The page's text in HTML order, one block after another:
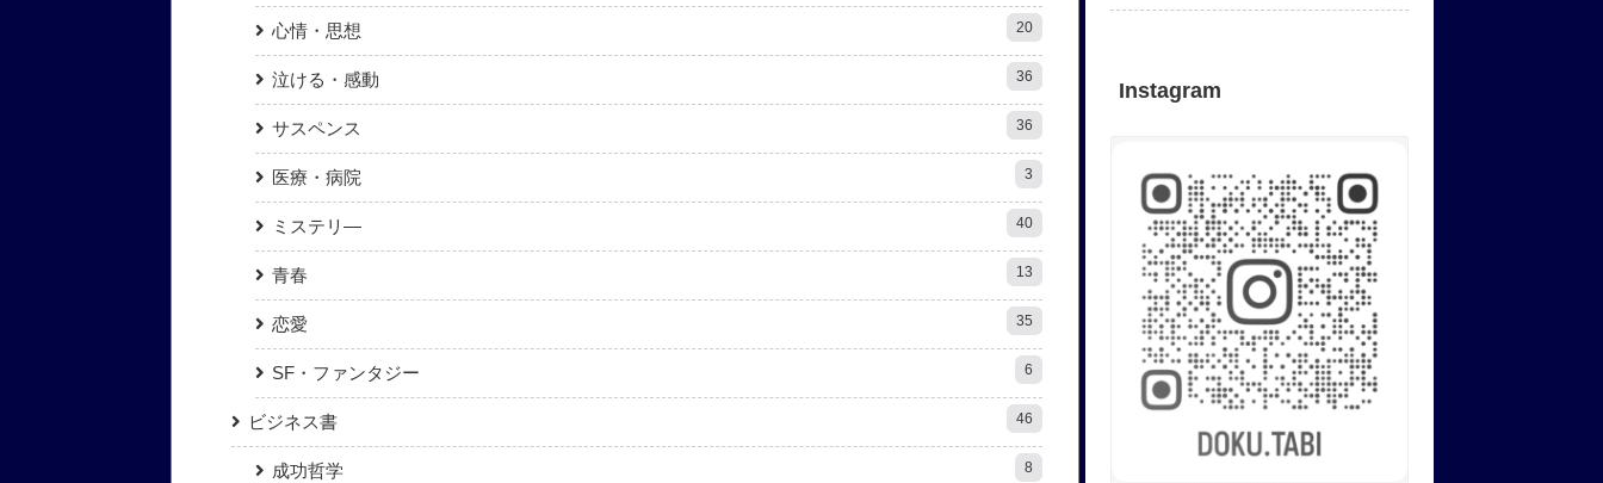
心情・思想 20
泣ける・感動 36
サスペンス 36
医療・病院 3
ミステリ― 40
青春 13
恋愛 35
SF・ファンタジー 6
ビジネス書 46
成功哲学 8
Instagram